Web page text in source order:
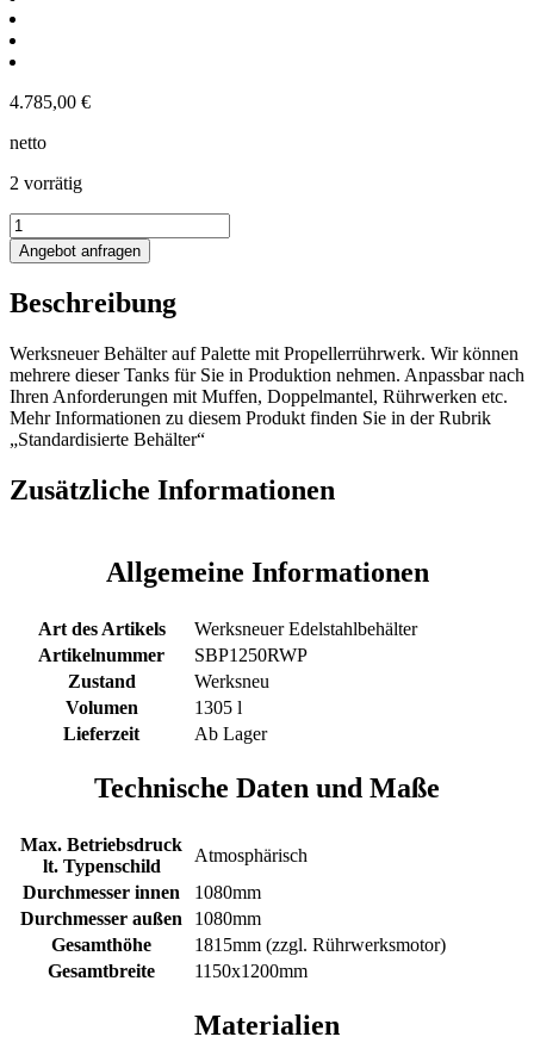
4.785,00 €
netto
2 vorrätig
1305L
Edelstahlbehälter
mit
Menge
Angebot anfragen
Beschreibung
Werksneuer Behälter auf Palette mit Propellerrührwerk. Wir können
mehrere dieser Tanks für Sie in Produktion nehmen. Anpassbar nach
Ihren Anforderungen mit Muffen, Doppelmantel, Rührwerken etc.
Mehr Informationen zu diesem Produkt finden Sie in der Rubrik
„Standardisierte Behälter“
Zusätzliche Informationen
Allgemeine Informationen
Art des Artikels
Werksneuer Edelstahlbehälter
Artikelnummer
SBP1250RWP
Zustand
Werksneu
Volumen
1305 l
Lieferzeit
Ab Lager
Technische Daten und Maße
Max. Betriebsdruck
lt. Typenschild
Atmosphärisch
Durchmesser innen
1080mm
Durchmesser außen
1080mm
Gesamthöhe
1815mm (zzgl. Rührwerksmotor)
Gesamtbreite
1150x1200mm
Materialien